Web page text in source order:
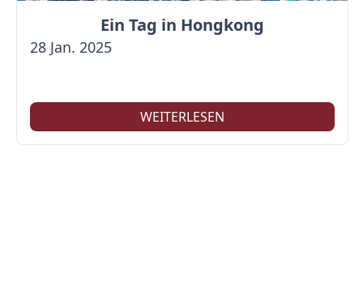
Ein Tag in Hongkong
28 Jan. 2025
WEITERLESEN